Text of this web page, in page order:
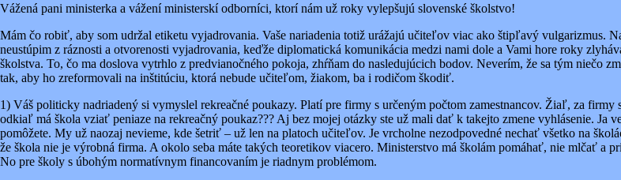
Vážená pani ministerka a vážení ministerskí odborníci, ktorí nám už roky vylepšujú slovenské školstvo!
Mám čo robiť, aby som udržal etiketu vyjadrovania. Vaše nariadenia totiž urážajú učiteľov viac ako štipľavý vulgarizmus.
neustúpim z ráznosti a otvorenosti vyjadrovania, keďže diplomatická komunikácia medzi nami dole a Vami hore roky
školstva. To, čo ma doslova vytrhlo z predvianočného pokoja, zhŕňam do nasledujúcich bodov. Neverím, že sa tým niečo
tak, aby ho zreformovali na inštitúciu, ktorá nebude učiteľom, žiakom, ba i rodičom škodiť.
1) Váš politicky nadriadený si vymyslel rekreačné poukazy. Platí pre firmy s určeným počtom zamestnancov. Žiaľ, za
odkiaľ má škola vziať peniaze na rekreačný poukaz??? Aj bez mojej otázky ste už mali dať k takejto zmene vyhlásenie. Ja
pomôžete. My už naozaj nevieme, kde šetriť – už len na platoch učiteľov. Je vrcholne nezodpovedné nechať všetko na
že škola nie je výrobná firma. A okolo seba máte takých teoretikov viacero. Ministerstvo má školám pomáhať, nie mlčať
No pre školy s úbohým normatívnym financovaním je riadnym problémom.